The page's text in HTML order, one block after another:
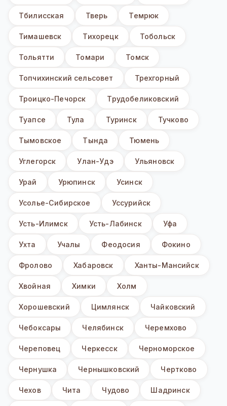
Тбилисская Тверь Темрюк
Тимашевск Тихорецк Тобольск
Тольятти Томари Томск
Топчихинский сельсовет Трехгорный
Троицко-Печорск Трудобеликовский
Туапсе Тула Туринск Тучково
Тымовское Тында Тюмень
Углегорск Улан-Удэ Ульяновск
Урай Урюпинск Усинск
Усолье-Сибирское Уссурийск
Усть-Илимск Усть-Лабинск Уфа
Ухта Учалы Феодосия Фокино
Фролово Хабаровск Ханты-Мансийск
Хвойная Химки Холм
Хорошевский Цимлянск Чайковский
Чебоксары Челябинск Черемхово
Череповец Черкесск Черноморское
Чернушка Чернышковский Чертково
Чехов Чита Чудово Шадринск